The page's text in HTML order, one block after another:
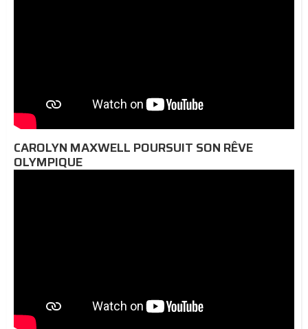
CAROLYN MAXWELL POURSUIT SON RÊVE
OLYMPIQUE